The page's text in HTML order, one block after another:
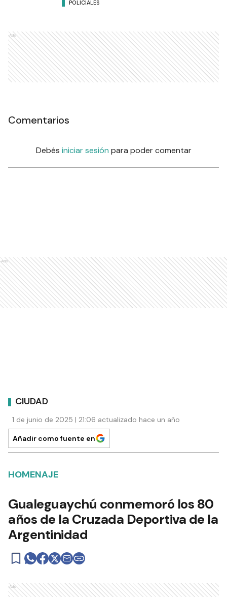
POLICIALES
Ads
Comentarios
Debés iniciar sesión para poder comentar
Ads
CIUDAD
1 de junio de 2025 | 21:06 actualizado hace un año
Añadir como fuente en
HOMENAJE
Gualeguaychú conmemoró los 80
años de la Cruzada Deportiva de la
Argentinidad
Ads